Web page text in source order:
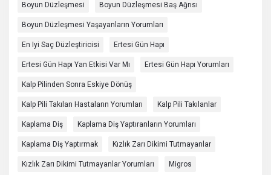
Boyun Düzleşmesi Boyun Düzleşmesi Baş Ağrısı
Boyun Düzleşmesi Yaşayanların Yorumları
En Iyi Saç Düzleştiricisi Ertesi Gün Hapı
Ertesi Gün Hapı Yan Etkisi Var Mı Ertesi Gün Hapı Yorumları
Kalp Pilinden Sonra Eskiye Dönüş
Kalp Pili Takılan Hastaların Yorumları Kalp Pili Takılanlar
Kaplama Diş Kaplama Diş Yaptıranların Yorumları
Kaplama Diş Yaptırmak Kızlık Zarı Dikimi Tutmayanlar
Kızlık Zarı Dikimi Tutmayanlar Yorumları Migros